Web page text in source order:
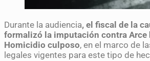
Durante la audiencia, el fiscal de la
formalizó la imputación contra Arce
Homicidio culposo, en el marco de
legales vigentes para este tipo de